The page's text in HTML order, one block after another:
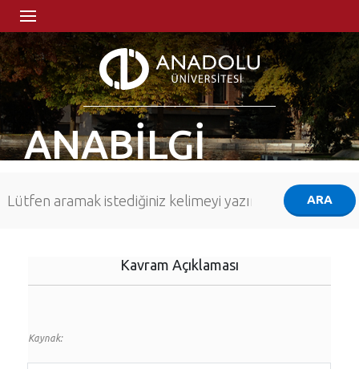
ANABİLGİ
Kavram Açıklaması
Kaynak: